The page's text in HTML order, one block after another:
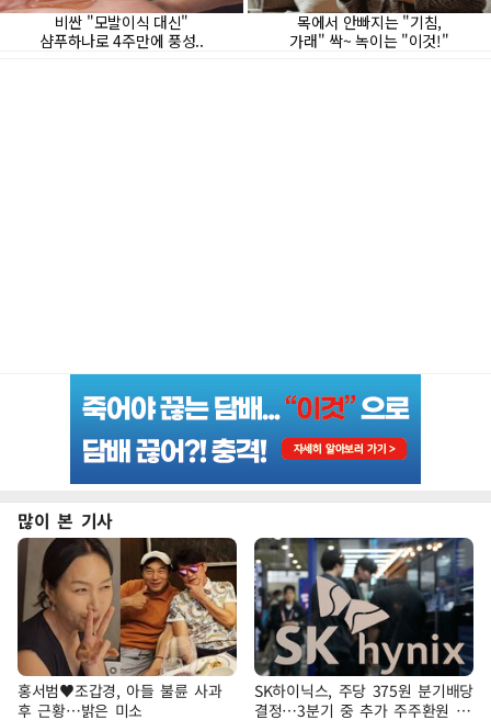
많이 본 기사
홍서범♥조갑경, 아들 불륜 사과
후 근황…밝은 미소
SK하이닉스, 주당 375원 분기배당
결정…3분기 중 추가 주주환원 발